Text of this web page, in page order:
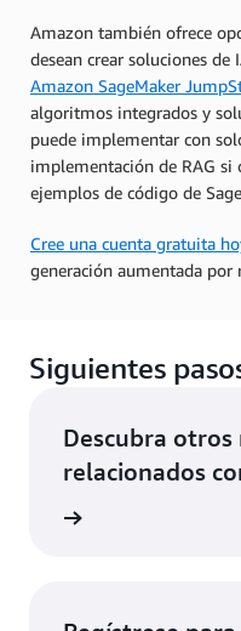
Amazon también ofrece
desean crear soluciones de
Amazon SageMaker
algoritmos integrados y
puede implementar con
implementación de RAG si
ejemplos de código de
Cree una cuenta gratuita
generación aumentada por
Siguientes
Descubra otros
relacionados